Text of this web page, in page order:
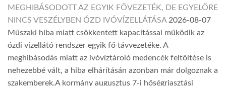
MEGHIBÁSODOTT AZ EGYIK FŐVEZETÉK, DE EGYELŐRE
NINCS VESZÉLYBEN ÓZD IVÓVÍZELLÁTÁSA 2026-08-07
Műszaki hiba miatt csökkentett kapacitással működik az
ózdi vízellátó rendszer egyik fő távvezetéke. A
meghibásodás miatt az ivóvíztároló medencék feltöltése is
nehezebbé vált, a hiba elhárításán azonban már dolgoznak a
szakemberek.A kormány augusztus 7-i hőségriasztási